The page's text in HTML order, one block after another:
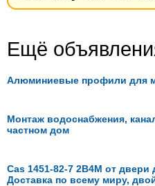
Ещё
Алюминиевые профили для
Монтаж водоснабжения,
частном дом
Cas 1451-82-7 2B4M от двери
Доставка по всему миру,